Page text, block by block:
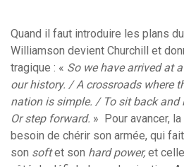
Quand il faut introduire les plans
Williamson devient Churchill et
tragique : « So we have arrived at
our history. / A crossroads where
nation is simple. / To sit back and
Or step forward. » Pour avancer,
besoin de chérir son armée, qui
son softet son hard power, et